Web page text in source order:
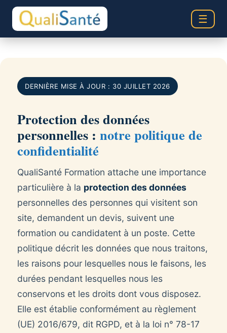
☰
DERNIÈRE MISE À JOUR : 30 JUILLET 2026
Protection des données
personnelles : notre politique de
confidentialité
QualiSanté Formation attache une importance
particulière à la protection des données
personnelles des personnes qui visitent son
site, demandent un devis, suivent une
formation ou candidatent à un poste. Cette
politique décrit les données que nous traitons,
les raisons pour lesquelles nous le faisons, les
durées pendant lesquelles nous les
conservons et les droits dont vous disposez.
Elle est établie conformément au règlement
(UE) 2016/679, dit RGPD, et à la loi n° 78-17